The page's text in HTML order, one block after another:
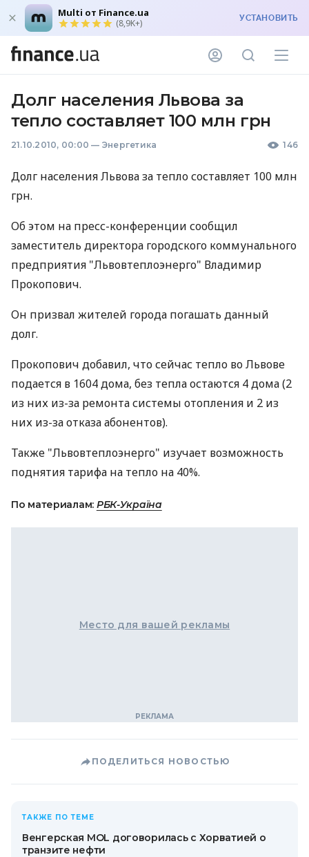
Multi от Finance.ua
(8,9K+) УСТАНОВИТЬ
Долг населения Львова за
тепло составляет 100 млн грн
21.10.2010, 00:00 — Энергетика 146
Долг населения Львова за тепло составляет 100 млн
грн.
Об этом на пресс-конференции сообщил
заместитель директора городского коммунального
предприятия "Львовтеплоэнерго" Владимир
Прокопович.
Он призвал жителей города погашать данный
долг.
Прокопович добавил, что сейчас тепло во Львове
подается в 1604 дома, без тепла остаются 4 дома (2
из них из-за ремонта системы отопления и 2 из
них из-за отказа абонентов).
Также "Львовтеплоэнерго" изучает возможность
поднятия тарифа на тепло на 40%.
По материалам: РБК-Україна
Место для вашей рекламы
ПОДЕЛИТЬСЯ НОВОСТЬЮ
ТАКЖЕ ПО ТЕМЕ
Венгерская MOL договорилась с Хорватией о
транзите нефти